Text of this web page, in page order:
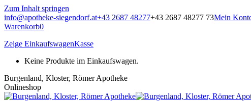
Zum Inhalt springen
info@apotheke-siegendorf.at+43 2687 48277+43 2687 48277 73Mein
Warenkorb0
Zeige EinkaufswagenKasse
Keine Produkte im Einkaufswagen.
Burgenland, Kloster, Römer Apotheke
Onlineshop